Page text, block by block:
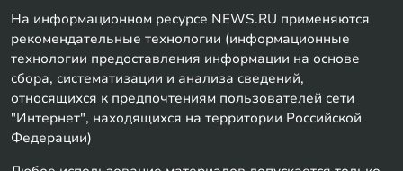
На информационном ресурсе NEWS.RU применяются
рекомендательные технологии (информационные
технологии предоставления информации на основе
сбора, систематизации и анализа сведений,
относящихся к предпочтениям пользователей сети
"Интернет", находящихся на территории Российской
Федерации)